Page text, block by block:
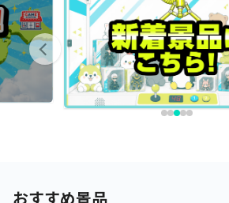
おすすめ景品